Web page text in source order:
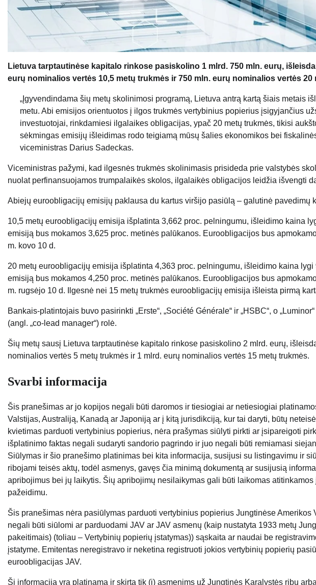
Lietuva tarptautinėse kapitalo rinkose pasiskolino 1 mlrd. 750 mln. eurų,
eurų nominalios vertės 10,5 metų trukmės ir 750 mln. eurų nominalios vertės 20
„Įgyvendindama šių metų skolinimosi programą, Lietuva antrą kartą šiais metais
metu. Abi emisijos orientuotos į ilgos trukmės vertybinius popierius įsigyjančius
investuotojai, rinkdamiesi ilgalaikes obligacijas, ypač 20 metų trukmės, tikisi
sėkmingas emisijų išleidimas rodo teigiamą mūsų šalies ekonomikos bei
viceministras Darius Sadeckas.
Viceministras pažymi, kad ilgesnės trukmės skolinimasis prisideda prie valstybės
nuolat perfinansuojamos trumpalaikės skolos, ilgalaikės obligacijos leidžia išvengti
Abiejų euroobligacijų emisijų paklausa du kartus viršijo pasiūlą – galutinė pavedimų
10,5 metų euroobligacijų emisija išplatinta 3,662 proc. pelningumu, išleidimo kaina
emisiją bus mokamos 3,625 proc. metinės palūkanos. Euroobligacijos bus
m. kovo 10 d.
20 metų euroobligacijų emisija išplatinta 4,363 proc. pelningumu, išleidimo kaina
emisiją bus mokamos 4,250 proc. metinės palūkanos. Euroobligacijos bus
m. rugsėjo 10 d. Ilgesnė nei 15 metų trukmės euroobligacijų emisija išleista pirmą
Bankais-platintojais buvo pasirinkti „Erste“, „Société Générale“ ir „HSBC“, o
(angl. „co-lead manager“) rolė.
Šių metų sausį Lietuva tarptautinėse kapitalo rinkose pasiskolino 2 mlrd. eurų,
nominalios vertės 5 metų trukmės ir 1 mlrd. eurų nominalios vertės 15 metų trukmės.
Svarbi informacija
Šis pranešimas ar jo kopijos negali būti daromos ir tiesiogiai ar netiesiogiai
Valstijas, Australiją, Kanadą ar Japoniją ar į kitą jurisdikciją, kur tai daryti, būtų
kvietimas parduoti vertybinius popierius, nėra prašymas siūlyti pirkti ar įsipareigoti
išplatinimo faktas negali sudaryti sandorio pagrindo ir juo negali būti remiamasi
Siūlymas ir šio pranešimo platinimas bei kita informacija, susijusi su listingavimu ir
ribojami teisės aktų, todėl asmenys, gavęs čia minimą dokumentą ar susijusią
apribojimus bei jų laikytis. Šių apribojimų nesilaikymas gali būti laikomas
pažeidimu.
Šis pranešimas nėra pasiūlymas parduoti vertybinius popierius Jungtinėse
negali būti siūlomi ar parduodami JAV ar JAV asmenų (kaip nustatyta 1933 metų
pakeitimais) (toliau – Vertybinių popierių įstatymas)) sąskaita ar naudai be
įstatyme. Emitentas neregistravo ir neketina registruoti jokios vertybinių popierių
euroobligacijas JAV.
Ši informacija yra platinama ir skirta tik (i) asmenims už Jungtinės Karalystės ribų